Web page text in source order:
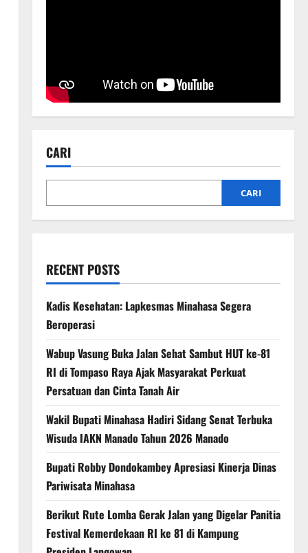
CARI
CARI
RECENT POSTS
Kadis Kesehatan: Lapkesmas Minahasa Segera
Beroperasi
Wabup Vasung Buka Jalan Sehat Sambut HUT ke-81
RI di Tompaso Raya Ajak Masyarakat Perkuat
Persatuan dan Cinta Tanah Air
Wakil Bupati Minahasa Hadiri Sidang Senat Terbuka
Wisuda IAKN Manado Tahun 2026 Manado
Bupati Robby Dondokambey Apresiasi Kinerja Dinas
Pariwisata Minahasa
Berikut Rute Lomba Gerak Jalan yang Digelar Panitia
Festival Kemerdekaan RI ke 81 di Kampung